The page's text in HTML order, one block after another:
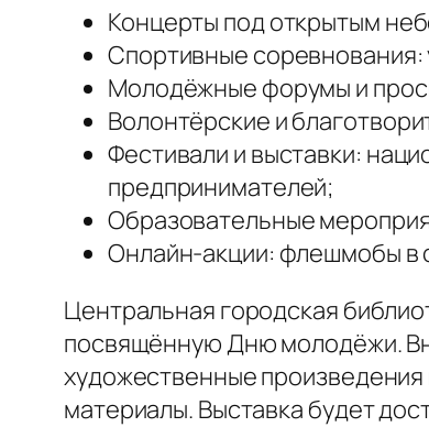
Концерты под открытым
Спортивные
Молодёжные форумы и
Волонтёрские и
Фестивали и выставки:
предпринимателей;
Образовательные
Онлайн-акции: флешмобы в
Центральная городская
посвящённую Дню молодёжи.
художественные
материалы. Выставка будет